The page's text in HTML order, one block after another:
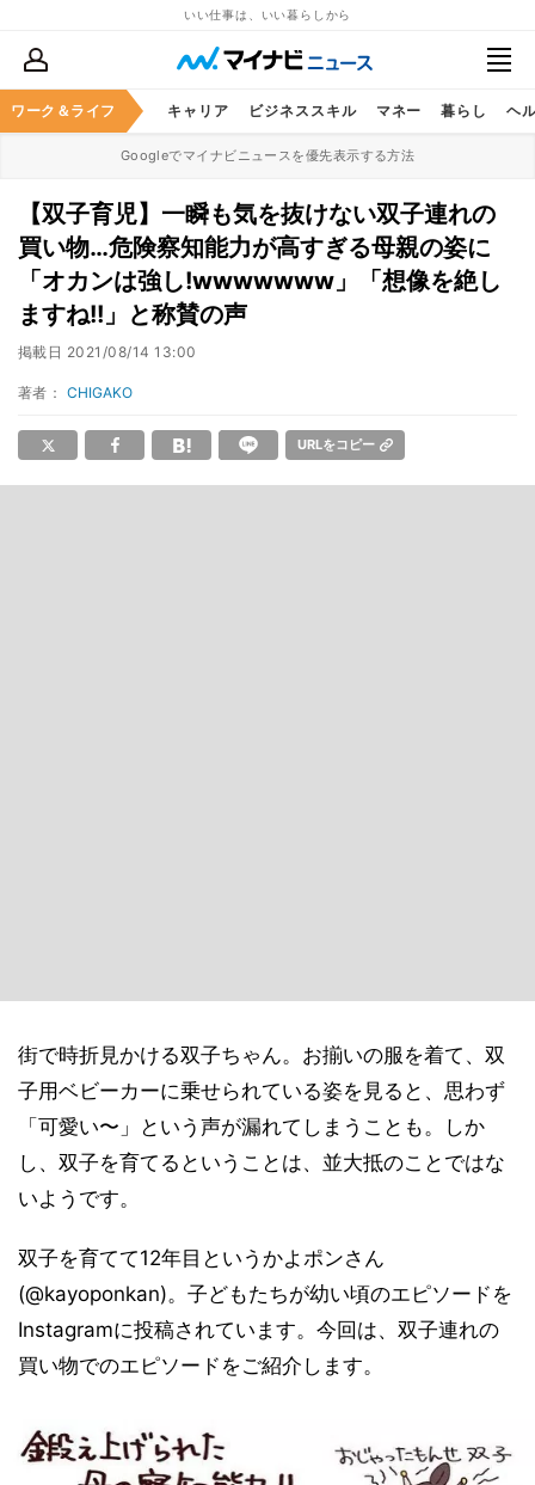
いい仕事は、いい暮らしから
ワーク＆ライフ キャリア ビジネススキル マネー 暮らし ヘ
Googleでマイナビニュースを優先表示する方法
【双子育児】一瞬も気を抜けない双子連れの
買い物…危険察知能力が高すぎる母親の姿に
「オカンは強し!wwwwwww」「想像を絶し
ますね!!」と称賛の声
掲載日 2021/08/14 13:00
著者： CHIGAKO
URLをコピー
街で時折見かける双子ちゃん。お揃いの服を着て、双
子用ベビーカーに乗せられている姿を見ると、思わず
「可愛い〜」という声が漏れてしまうことも。しか
し、双子を育てるということは、並大抵のことではな
いようです。
双子を育てて12年目というかよポンさん
(@kayoponkan)。子どもたちが幼い頃のエピソードを
Instagramに投稿されています。今回は、双子連れの
買い物でのエピソードをご紹介します。